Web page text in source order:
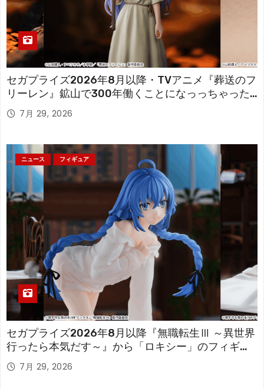
セガプライズ2026年8月以降・TVアニメ『葬送のフ
リーレン』鉱山で300年働くことになっっちゃった
「フリーレン」を立体化！
7月 29, 2026
ニュース フィギュア
セガプライズ2026年8月以降『無職転生Ⅲ ～異世界
行ったら本気だす～』から「ロキシー」のフィギュ
アが登場！
7月 29, 2026